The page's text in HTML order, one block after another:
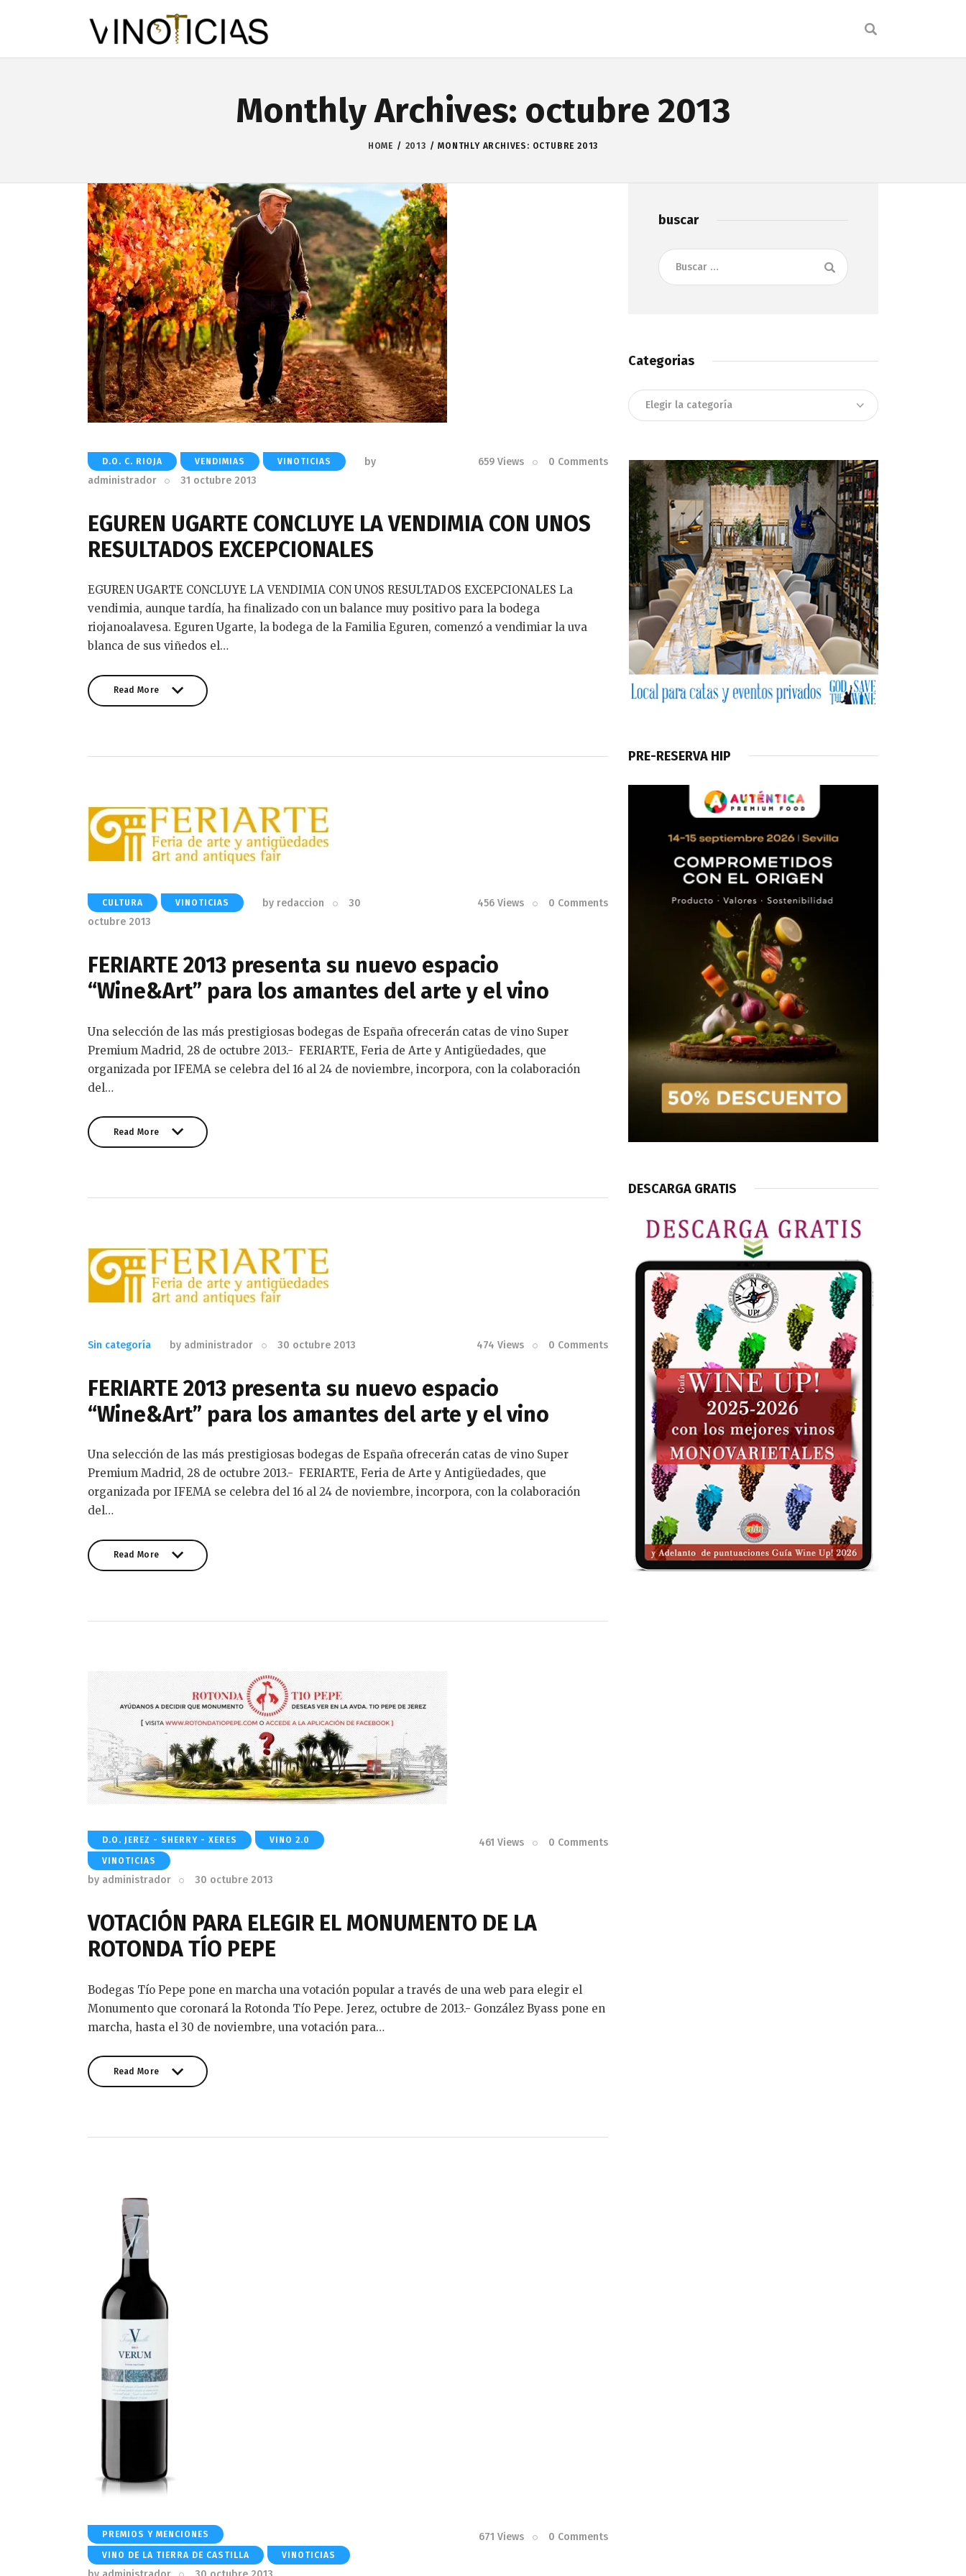
Monthly Archives: octubre 2013
HOME 2013 MONTHLY ARCHIVES: OCTUBRE 2013
D.O. C. RIOJA VENDIMIAS VINOTICIAS
by
administrador
31 octubre 2013
659 Views 0 Comments
EGUREN UGARTE CONCLUYE LA VENDIMIA CON UNOS
RESULTADOS EXCEPCIONALES
EGUREN UGARTE CONCLUYE LA VENDIMIA CON UNOS RESULTADOS EXCEPCIONALES La
vendimia, aunque tardía, ha finalizado con un balance muy positivo para la bodega
riojanoalavesa. Eguren Ugarte, la bodega de la Familia Eguren, comenzó a vendimiar la uva
blanca de sus viñedos el…
Read More
CULTURA VINOTICIAS by redaccion
30
octubre 2013
456 Views 0 Comments
FERIARTE 2013 presenta su nuevo espacio
“Wine&Art” para los amantes del arte y el vino
Una selección de las más prestigiosas bodegas de España ofrecerán catas de vino Super
Premium Madrid, 28 de octubre 2013.- FERIARTE, Feria de Arte y Antigüedades, que
organizada por IFEMA se celebra del 16 al 24 de noviembre, incorpora, con la colaboración
del…
Read More
Sin categoría by administrador 30 octubre 2013 474 Views 0 Comments
FERIARTE 2013 presenta su nuevo espacio
“Wine&Art” para los amantes del arte y el vino
Una selección de las más prestigiosas bodegas de España ofrecerán catas de vino Super
Premium Madrid, 28 de octubre 2013.- FERIARTE, Feria de Arte y Antigüedades, que
organizada por IFEMA se celebra del 16 al 24 de noviembre, incorpora, con la colaboración
del…
Read More
D.O. JEREZ - SHERRY - XERES VINO 2.0
VINOTICIAS
by administrador 30 octubre 2013
461 Views 0 Comments
VOTACIÓN PARA ELEGIR EL MONUMENTO DE LA
ROTONDA TÍO PEPE
Bodegas Tío Pepe pone en marcha una votación popular a través de una web para elegir el
Monumento que coronará la Rotonda Tío Pepe. Jerez, octubre de 2013.- González Byass pone en
marcha, hasta el 30 de noviembre, una votación para…
Read More
PREMIOS Y MENCIONES
VINO DE LA TIERRA DE CASTILLA VINOTICIAS
671 Views 0 Comments
buscar
Buscar:
Categorias
Categorias
PRE-RESERVA HIP
DESCARGA GRATIS